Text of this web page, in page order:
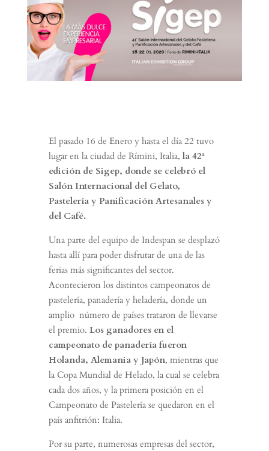
El pasado 16 de Enero y hasta el día 22 tuvo
lugar en la ciudad de Rímini, Italia, la 42ª
edición de Sigep, donde se celebró el
Salón Internacional del Gelato,
Pastelería y Panificación Artesanales y
del Café.
Una parte del equipo de Indespan se desplazó
hasta allí para poder disfrutar de una de las
ferias más significantes del sector.
Acontecieron los distintos campeonatos de
pastelería, panadería y heladería, donde un
amplio número de países trataron de llevarse
el premio. Los ganadores en el
campeonato de panadería fueron
Holanda, Alemania y Japón, mientras que
la Copa Mundial de Helado, la cual se celebra
cada dos años, y la primera posición en el
Campeonato de Pastelería se quedaron en el
país anfitrión: Italia.
Por su parte, numerosas empresas del sector,